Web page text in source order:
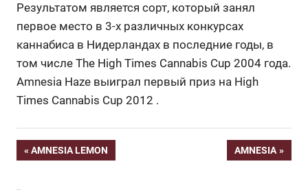
Результатом является сорт, который занял
первое место в 3-х различных конкурсах
каннабиса в Нидерландах в последние годы, в
том числе The High Times Cannabis Cup 2004 года.
Amnesia Haze выиграл первый приз на High
Times Cannabis Cup 2012 .
Navegación
ENTRADA
AMNESIA LEMON
ENTRADA
AMNESIA